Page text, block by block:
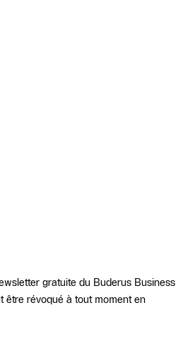
gratuite du Buderus Business
être révoqué à tout moment en